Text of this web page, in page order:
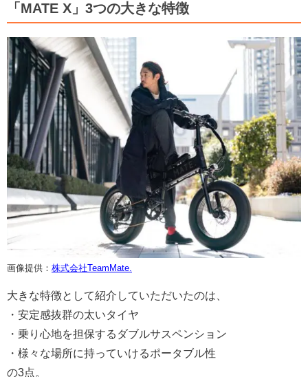
「MATE X」3つの大きな特徴
画像提供： 株式会社TeamMate.
大きな特徴として紹介していただいたのは、
・安定感抜群の太いタイヤ
・乗り心地を担保するダブルサスペンション
・様々な場所に持っていけるポータブル性
の3点。